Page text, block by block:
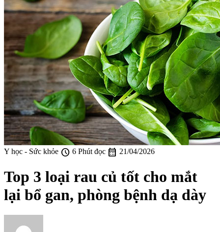
Y học - Sức khỏe schedule 6 Phút đọc calendar_month 21/04/2026
Top 3 loại rau củ tốt cho mắt
lại bổ gan, phòng bệnh dạ dày